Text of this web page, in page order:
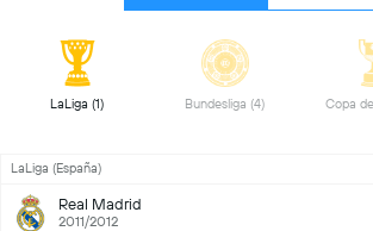
LaLiga (España)
Real Madrid
2011/2012